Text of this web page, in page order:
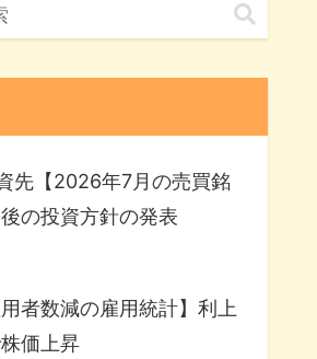
先【2026年7月の売買銘
の投資方針の発表
用者数減の雇用統計】利上
価上昇